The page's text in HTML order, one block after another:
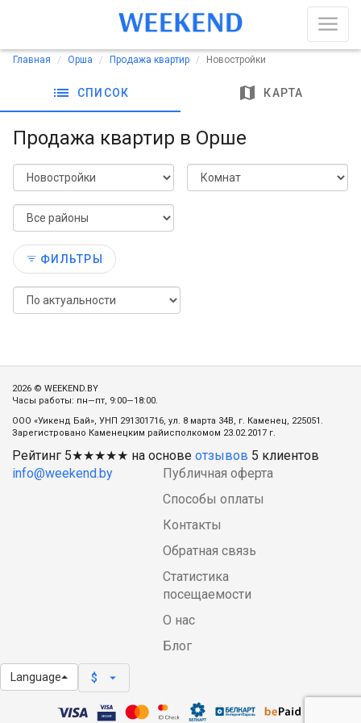
Главная Орша Продажа квартир Новостройки
list СПИСОК map КАРТА
Продажа квартир в Орше
ФИЛЬТРЫ
2026 © WEEKEND.BY
Часы работы: пн—пт, 9:00—18:00.
ООО «Уикенд Бай», УНП 291301716, ул. 8 марта 34В, г. Каменец, 225051.
Зарегистровано Каменецким райисполкомом 23.02.2017 г.
Рейтинг 5★★★★★ на основе отзывов 5 клиентов
info@weekend.by
Публичная оферта
Способы оплаты
Контакты
Обратная связь
Статистика
посещаемости
О нас
Блог
Language $ arrow_drop_down